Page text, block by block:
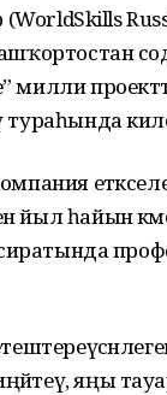
(WorldSkills
милли
тураһында
йыл һайын
сиратында
яңы